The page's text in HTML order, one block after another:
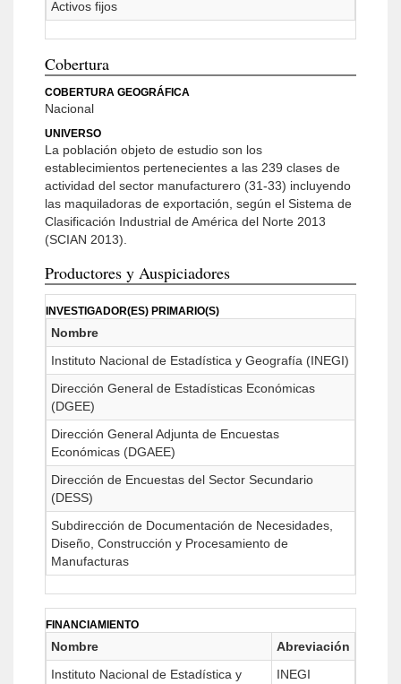
Activos fijos
Cobertura
COBERTURA GEOGRÁFICA
Nacional
UNIVERSO
La población objeto de estudio son los
establecimientos pertenecientes a las 239 clases de
actividad del sector manufacturero (31-33) incluyendo
las maquiladoras de exportación, según el Sistema de
Clasificación Industrial de América del Norte 2013
(SCIAN 2013).
Productores y Auspiciadores
INVESTIGADOR(ES) PRIMARIO(S)
Nombre
Instituto Nacional de Estadística y Geografía (INEGI)
Dirección General de Estadísticas Económicas
(DGEE)
Dirección General Adjunta de Encuestas
Económicas (DGAEE)
Dirección de Encuestas del Sector Secundario
(DESS)
Subdirección de Documentación de Necesidades,
Diseño, Construcción y Procesamiento de
Manufacturas
FINANCIAMIENTO
Nombre
Abreviación
Instituto Nacional de Estadística y
INEGI